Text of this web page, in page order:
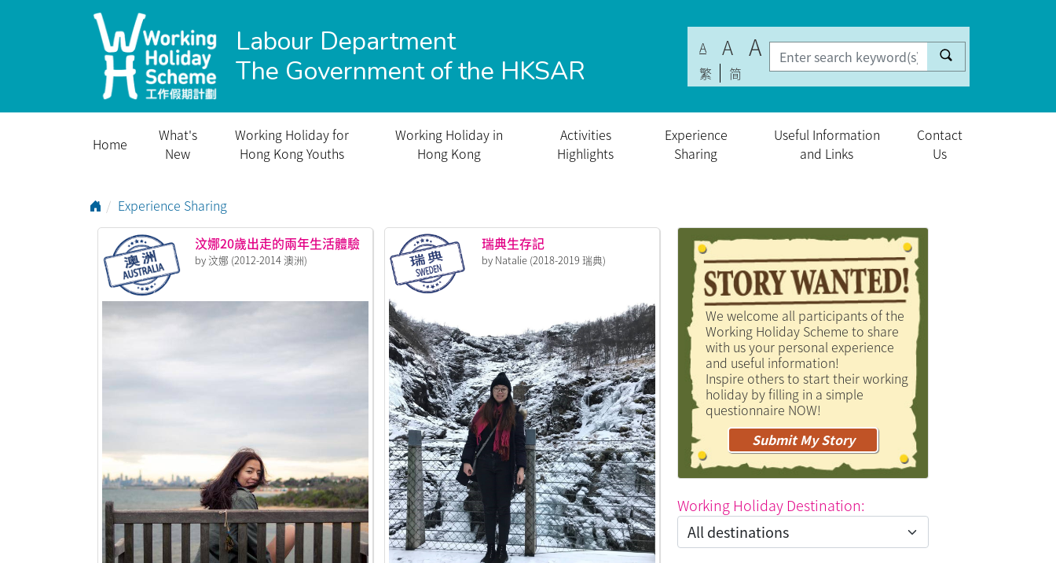
Labour Department
The Government of the HKSAR
A A A
繁 简
Home
What's
New
Working Holiday for
Hong Kong Youths
Working Holiday in
Hong Kong
Activities
Highlights
Experience
Sharing
Useful Information
and Links
Contact
Us
Go to Home Page
Experience Sharing
汶娜20歲出走的兩年生活體驗
by 汶娜 (2012-2014 澳洲)
瑞典生存記
by Natalie (2018-2019 瑞典)
We welcome all participants of the
Working Holiday Scheme to share
with us your personal experience
and useful information!
Inspire others to start their working
holiday by filling in a simple
questionnaire NOW!
Submit My Story
Working Holiday Destination: